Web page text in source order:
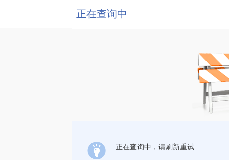
正在查询中
正在查询中，请刷新重试